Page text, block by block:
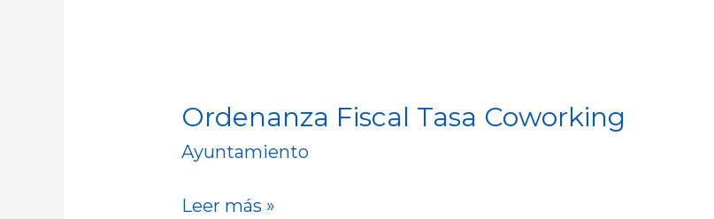
Ordenanza Fiscal Tasa Coworking
Ayuntamiento
Ordenanza
Fiscal
Coworking
Leer más »